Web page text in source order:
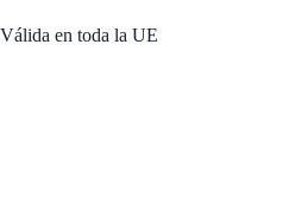
Válida en toda la UE